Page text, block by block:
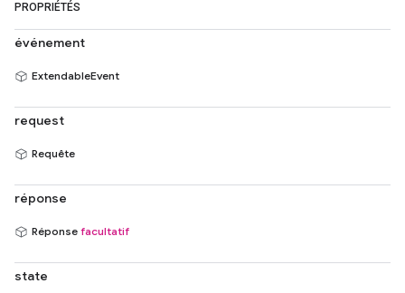
PROPRIÉTÉS
événement
ExtendableEvent
request
Requête
réponse
Réponse facultatif
state